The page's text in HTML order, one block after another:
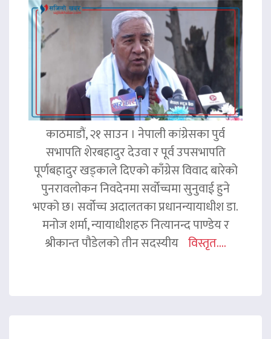
काठमाडौं, २१ साउन । नेपाली कांग्रेसका पुर्व
सभापति शेरबहादुर देउवा र पूर्व उपसभापति
पूर्णबहादुर खड्काले दिएको काँग्रेस विवाद बारेको
पुनरावलोकन निवदेनमा सर्वोच्चमा सुनुवाई हुने
भएको छ। सर्वोच्च अदालतका प्रधानन्यायाधीश डा.
मनोज शर्मा, न्यायाधीशहरु नित्यानन्द पाण्डेय र
श्रीकान्त पौडेलको तीन सदस्यीय विस्तृत....